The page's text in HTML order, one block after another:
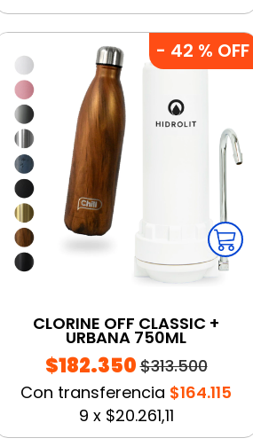
- 42 % OFF
CLORINE OFF CLASSIC +
URBANA 750ML
$182.350$313.500
Con transferencia $164.115
9 x $20.261,11